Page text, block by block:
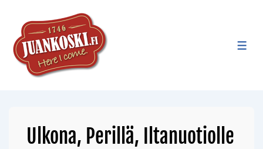
Ulkona, Perillä, Iltanuotiolle